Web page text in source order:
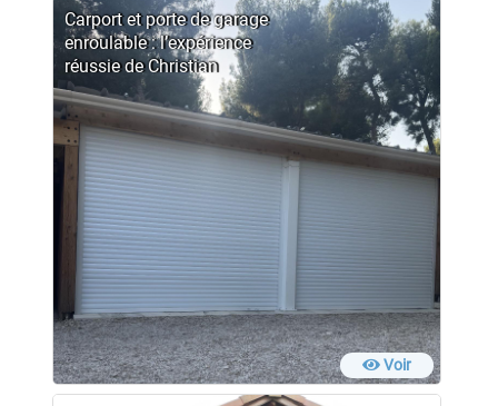
Carport et porte de garage
enroulable : l’expérience
réussie de Christian
Voir